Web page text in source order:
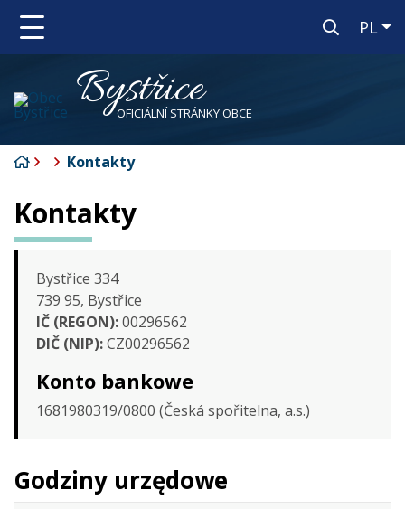
PL
Bystřice
OFICIÁLNÍ STRÁNKY OBCE
Strona startowa
Kontakty
Kontakty
Bystřice 334
739 95, Bystřice
IČ (REGON):00296562
DIČ (NIP):CZ00296562
Konto bankowe
1681980319/0800 (Česká spořitelna, a.s.)
Godziny urzędowe